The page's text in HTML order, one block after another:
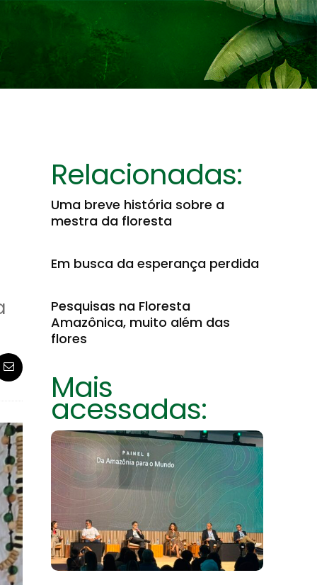
Relacionadas:
Uma breve história sobre a
mestra da floresta
Em busca da esperança perdida
Pesquisas na Floresta
Amazônica, muito além das
flores
Mais
acessadas: